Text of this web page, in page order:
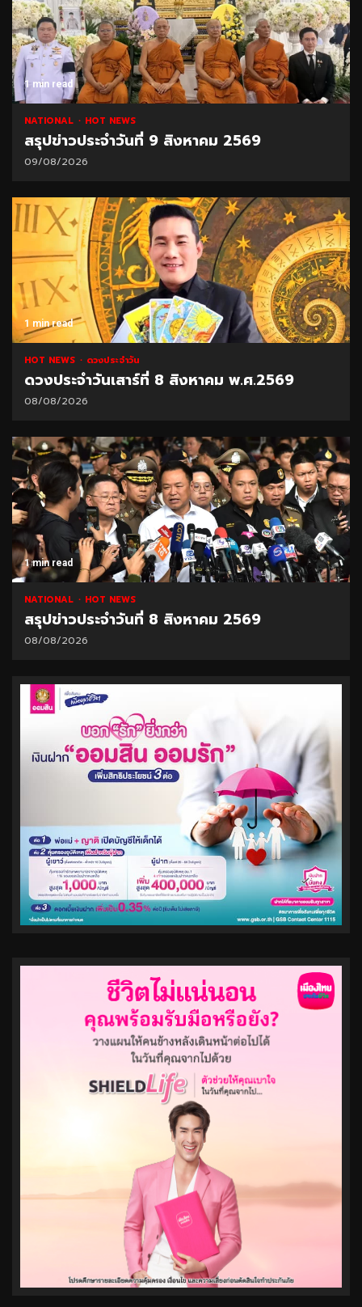
1 min read
NATIONAL HOT NEWS
สรุปข่าวประจำวันที่ 9 สิงหาคม 2569
09/08/2026
1 min read
HOT NEWS ดวงประจำวัน
ดวงประจำวันเสาร์ที่ 8 สิงหาคม พ.ศ.2569
08/08/2026
1 min read
NATIONAL HOT NEWS
สรุปข่าวประจำวันที่ 8 สิงหาคม 2569
08/08/2026